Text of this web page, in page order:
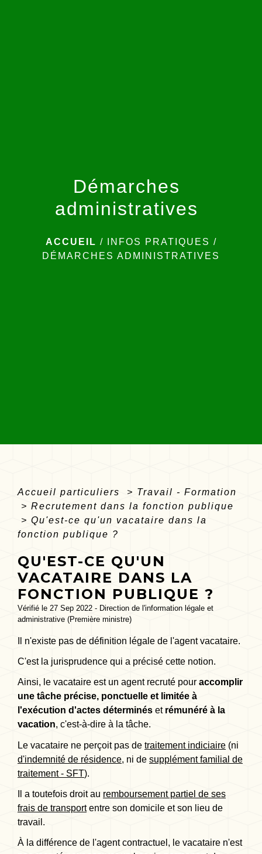
Démarches
administratives
ACCUEIL / INFOS PRATIQUES /
DÉMARCHES ADMINISTRATIVES
Accueil particuliers > Travail - Formation
> Recrutement dans la fonction publique
> Qu'est-ce qu'un vacataire dans la
fonction publique ?
QU'EST-CE QU'UN
VACATAIRE DANS LA
FONCTION PUBLIQUE ?
Vérifié le 27 Sep 2022 - Direction de l'information légale et
administrative (Première ministre)
Il n'existe pas de définition légale de l'agent vacataire.
C'est la jurisprudence qui a précisé cette notion.
Ainsi, le vacataire est un agent recruté pour accomplir
une tâche précise, ponctuelle et limitée à
l'exécution d'actes déterminés et rémunéré à la
vacation, c'est-à-dire à la tâche.
Le vacataire ne perçoit pas de traitement indiciaire (ni
d'indemnité de résidence, ni de supplément familial de
traitement - SFT).
Il a toutefois droit au remboursement partiel de ses
frais de transportentre son domicile et son lieu de
travail.
À la différence de l'agent contractuel, le vacataire n'est